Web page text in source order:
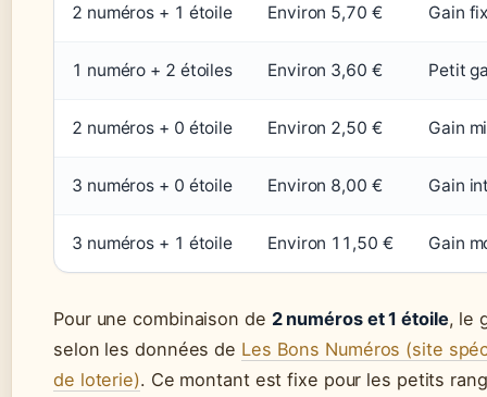
2 numéros + 1 étoile Environ 5,70 € Gain
1 numéro + 2 étoiles Environ 3,60 € Petit
2 numéros + 0 étoile Environ 2,50 € Gain
3 numéros + 0 étoile Environ 8,00 € Gain
3 numéros + 1 étoile Environ 11,50 € Gain
Pour une combinaison de 2 numéros et 1 étoile, le
selon les données de Les Bons Numéros (site
de loterie). Ce montant est fixe pour les petits